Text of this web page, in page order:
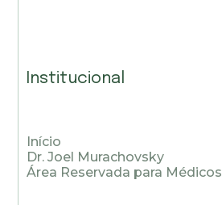
Institucional
Início
Dr. Joel Murachovsky
Área Reservada para Médicos